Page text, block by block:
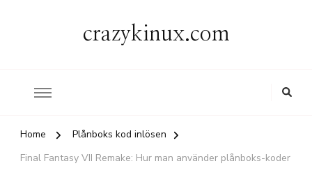
crazykinux.com
Home
Plånboks kod inlösen
Final Fantasy VII Remake: Hur man använder plånboks-koder